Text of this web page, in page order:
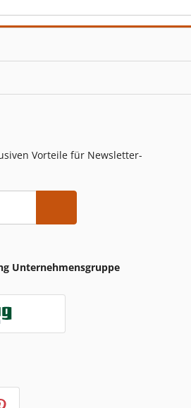
Vorteile für Newsletter-
Unternehmensgruppe